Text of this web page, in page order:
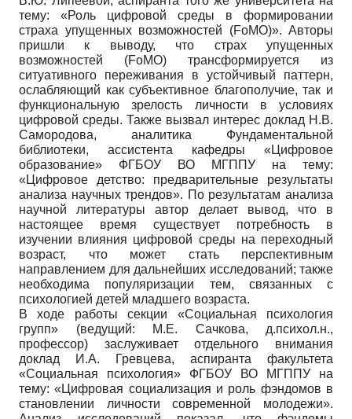
тему: «Роль цифровой среды в формировании
страха упущенных возможностей (FoMO)». Авторы
пришли к выводу, что страх упущенных
возможностей (FoMO) трансформируется из
ситуативного переживания в устойчивый паттерн,
ослабляющий как субъективное благополучие, так и
функциональную зрелость личности в условиях
цифровой среды. Также вызвал интерес доклад Н.В.
Самородова, аналитика Фундаментальной
библиотеки, ассистента кафедры «Цифровое
образование» ФГБОУ ВО МГППУ на тему:
«Цифровое детство: предварительные результаты
анализа научных трендов». По результатам анализа
научной литературы автор делает вывод, что в
настоящее время существует потребность в
изучении влияния цифровой среды на переходный
возраст, что может стать перспективным
направлением для дальнейших исследований; также
необходима популяризации тем, связанных с
психологией детей младшего возраста.
В ходе работы секции «Социальная психология
групп» (ведущий: М.Е. Сачкова, д.психол.н.,
профессор) заслуживает отдельного внимания
доклад И.А. Гревцева, аспиранта факультета
«Социальная психология» ФГБОУ ВО МГППУ на
тему: «Цифровая социализация и роль фэндомов в
становлении личности современной молодежи».